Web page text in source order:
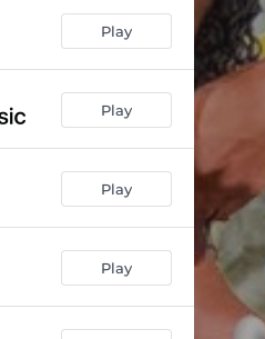
04:15
03:00
03:35
04:02
Play
Play
Play
Play